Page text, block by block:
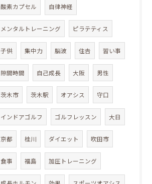
酸素カプセル 自律神経
メンタルトレーニング ピラテティス
子供 集中力 脳波 住𠮷 習い事
隙間時間 自己成長 大阪 男性
茨木市 茨木駅 オアシス 守口
インドアゴルフ ゴルフレッスン 大日
京都 桂川 ダイエット 吹田市
食事 福島 加圧トレーニング